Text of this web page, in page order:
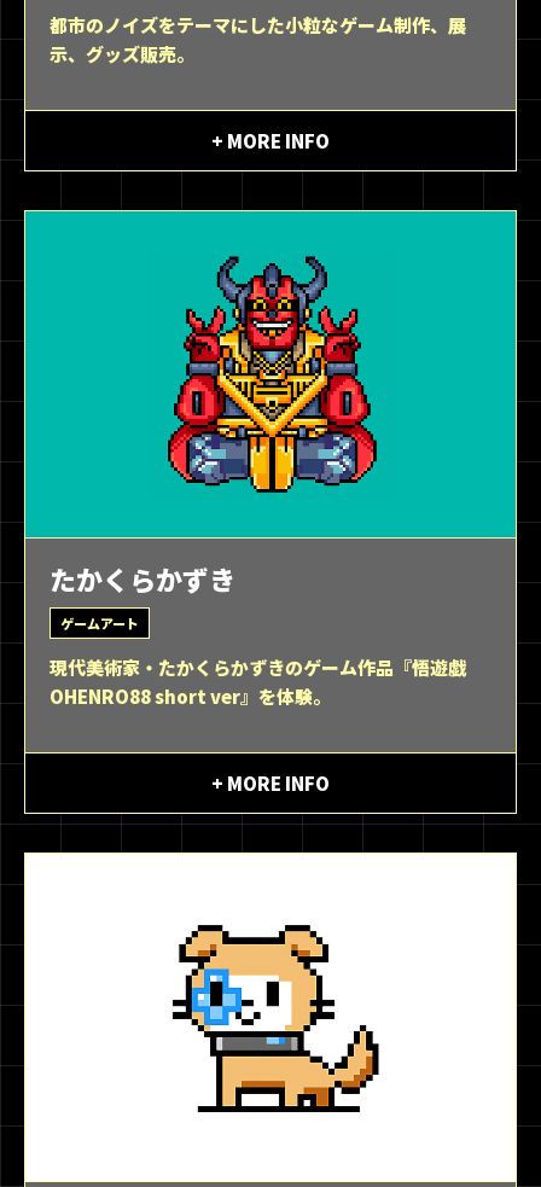
都市のノイズをテーマにした小粒なゲーム制作、展
示、グッズ販売。
+ MORE INFO
たかくらかずき
ゲームアート
現代美術家・たかくらかずきのゲーム作品『悟遊戯
OHENRO88 short ver』を体験。
+ MORE INFO